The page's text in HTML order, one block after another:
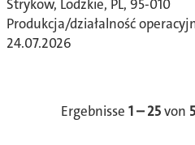
Strykow, Lodzkie, PL, 95-010
Produkcja/działalność
24.07.2026
Ergebnisse 1 – 25von